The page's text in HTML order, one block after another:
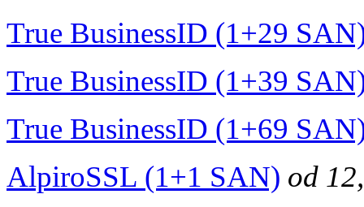
True BusinessID (1+29
True BusinessID (1+39
True BusinessID (1+69
AlpiroSSL (1+1 SAN) od